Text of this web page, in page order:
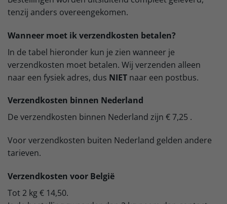
tenzij anders overeengekomen.
Wanneer moet ik verzendkosten betalen?
In de tabel hieronder kun je zien wanneer je
verzendkosten moet betalen. Wij verzenden alleen
naar een fysiek adres, dus NIET naar een postbus.
Verzendkosten binnen Nederland
De verzendkosten binnen Nederland zijn € 7,25 .
Voor verzendkosten buiten Nederland gelden andere
tarieven.
Verzendkosten voor België
Tot 2 kg € 14,50.